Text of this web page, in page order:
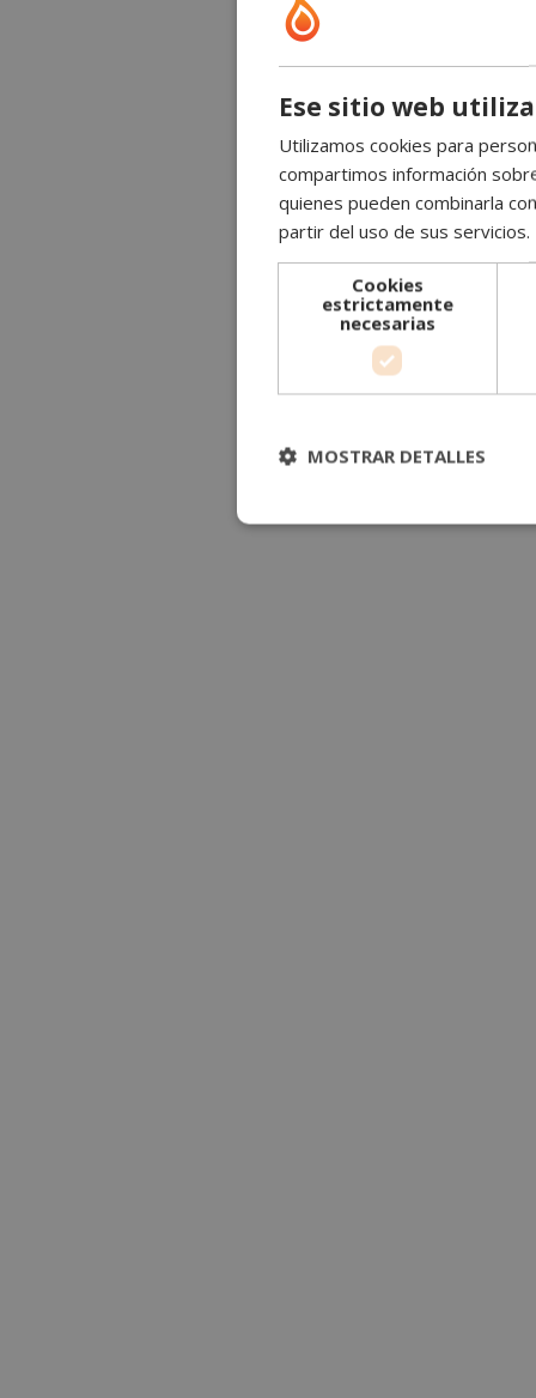
Ese sitio web
Utilizamos cookies para
compartimos información
quienes pueden combinarla
partir del uso de sus servicios.
Cookies
estrictamente
necesarias
MOSTRAR DETALLES